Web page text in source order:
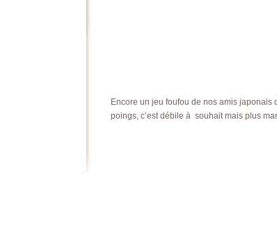
Encore un jeu foufou de nos amis
poings, c’est débile à souhait mais plus